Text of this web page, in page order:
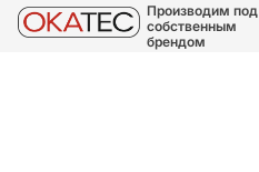
Производим под
собственным
брендом